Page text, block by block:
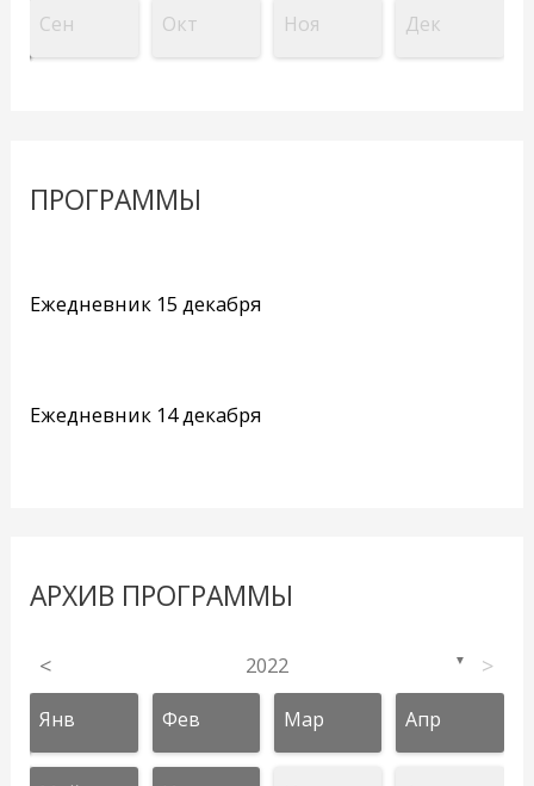
Сен Окт Ноя Дек
ПРОГРАММЫ
Ежедневник 15 декабря
Ежедневник 14 декабря
АРХИВ ПРОГРАММЫ
< 2022 ▼ >
Янв Фев Мар Апр